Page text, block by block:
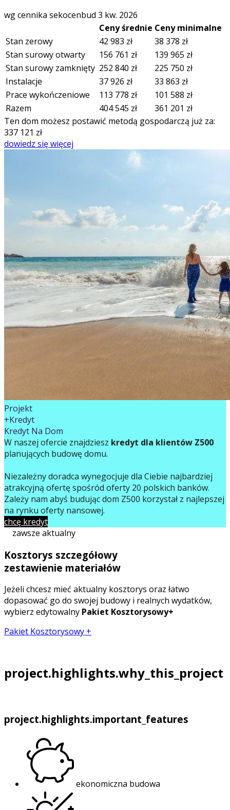
wg cennika sekocenbud 3 kw. 2026
Ceny średnie Ceny minimalne
Stan zerowy
42 983 zł 38 378 zł
Stan surowy otwarty
156 761 zł 139 965 zł
Stan surowy zamknięty 252 840 zł 225 750 zł
Instalacje
37 926 zł 33 863 zł
Prace wykończeniowe
113 778 zł 101 588 zł
Razem
404 545 zł 361 201 zł
Ten dom możesz postawić metodą gospodarczą już za:
337 121 zł
dowiedz się więcej
Projekt
+Kredyt
Kredyt Na Dom
W naszej ofercie znajdziesz kredyt dla klientów Z500
planujących budowę domu.
Niezależny doradca wynegocjuje dla Ciebie najbardziej
atrakcyjną ofertę spośród oferty 20 polskich banków.
Zależy nam abyś budując dom Z500 korzystał z najlepszej
na rynku oferty finansowej.
chcę kredyt
zawsze aktualny
Kosztorys szczegółowy
zestawienie materiałów
Jeżeli chcesz mieć aktualny kosztorys oraz łatwo
dopasować go do swojej budowy i realnych wydatków,
wybierz edytowalny Pakiet Kosztorysowy+
Pakiet Kosztorysowy +
project.highlights.why_this_project
project.highlights.important_features
ekonomiczna budowa